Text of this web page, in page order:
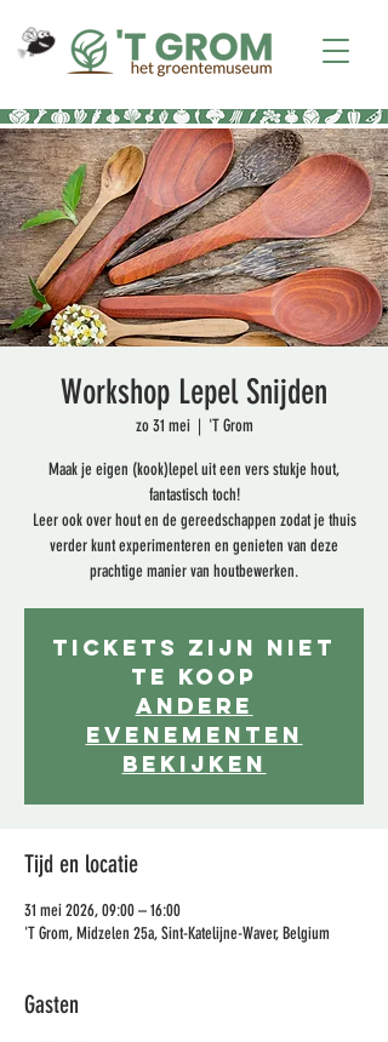
Workshop Lepel Snijden
zo 31 mei
  |
'T Grom
Maak je eigen (kook)lepel uit een vers stukje hout,
fantastisch toch!
Leer ook over hout en de gereedschappen zodat je thuis
verder kunt experimenteren en genieten van deze
prachtige manier van houtbewerken.
Tickets zijn niet
te koop
Andere
evenementen
bekijken
Tijd en locatie
31 mei 2026, 09:00 – 16:00
'T Grom, Midzelen 25a, Sint-Katelijne-Waver, Belgium
Gasten